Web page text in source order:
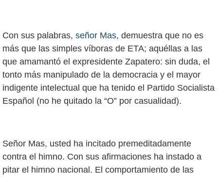
Con sus palabras, señor Mas, demuestra que no es
más que las simples víboras de ETA; aquéllas a las
que amamantó el expresidente Zapatero: sin duda, el
tonto más manipulado de la democracia y el mayor
indigente intelectual que ha tenido el Partido Socialista
Español (no he quitado la “O” por casualidad).
Señor Mas, usted ha incitado premeditadamente
contra el himno. Con sus afirmaciones ha instado a
pitar el himno nacional. El comportamiento de las